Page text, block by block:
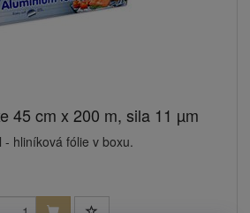
45 cm x 200 m, sila 11 µm
- hliníková fólie v boxu.